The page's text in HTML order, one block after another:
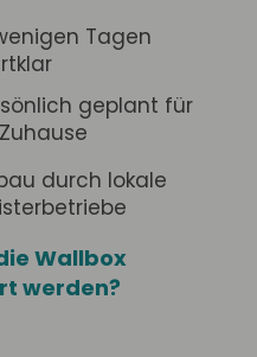
Tagen
geplant für
durch lokale
Wallbox
werden?